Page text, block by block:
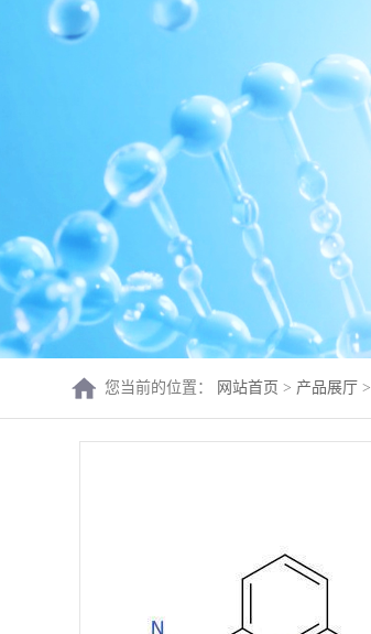
您当前的位置： 网站首页 > 产品展厅 >